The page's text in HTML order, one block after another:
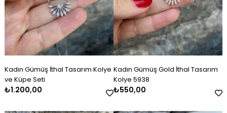
Kadın Gümüş Kazaziye Kombin
Set
₺4.800,00
Kadın Gümüş Çift Renkli
Kazaziye Küpe
₺500,00
Kadın Gümüş İthal Tasarım
Kolye ve Küpe Seti
₺1.200,00
Kadın Gümüş Gold İthal
Tasarım Kolye 5938
₺550,00
New
Item
New
Item
Kadın Gümüş Lacivert Beyaz
Mineli Kelepçe
₺2.600,00
Kadın Gümüş Baget Bileklik
₺2.800,00
Kadın Gümüş İthal Tasarım Kolye
ve Küpe Seti
₺1.200,00
Kadın Gümüş Gold İthal Tasarım
Kolye 5938
₺550,00